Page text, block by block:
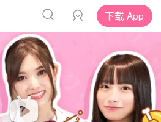
下载 App